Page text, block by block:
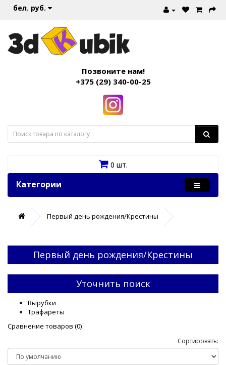
бел. руб.
Позвоните нам!
+375 (29) 340-00-25
0 шт.
Категории
Первый день рождения/Крестины
Первый день рождения/Крестины
Уточнить поиск
Вырубки
Трафареты
Сравнение товаров (0)
Сортировать: